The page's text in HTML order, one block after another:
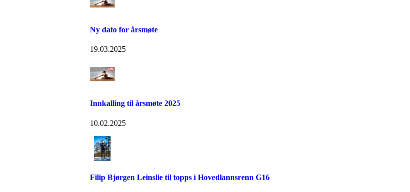
Ny dato for årsmøte
19.03.2025
Innkalling til årsmøte 2025
10.02.2025
Filip Bjørgen Leinslie til topps i Hovedlannsrenn G16